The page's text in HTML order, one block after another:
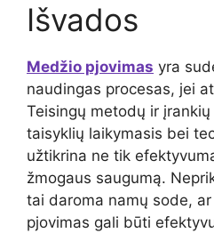
Išvados
Medžio pjovimas yra
naudingas procesas, jei
Teisingų metodų ir
taisyklių laikymasis bei
užtikrina ne tik
žmogaus saugumą.
tai daroma namų sode,
pjovimas gali būti